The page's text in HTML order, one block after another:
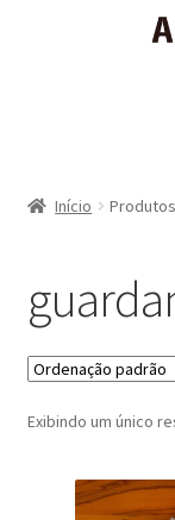
Início
Exibindo um único